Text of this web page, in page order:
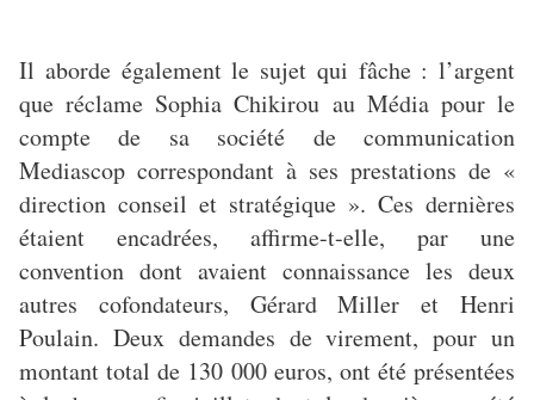
Il aborde également le sujet qui fâche : l’argent
que réclame Sophia Chikirou au Média pour le
compte de sa société de communication
Mediascop correspondant à ses prestations de «
direction conseil et stratégique ». Ces dernières
étaient encadrées, affirme-t-elle, par une
convention dont avaient connaissance les deux
autres cofondateurs, Gérard Miller et Henri
Poulain. Deux demandes de virement, pour un
montant total de 130 000 euros, ont été présentées